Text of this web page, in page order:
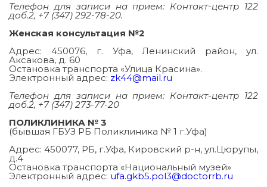
Телефон для записи на прием: Контакт-центр 122
доб.2, +7 (347) 292-78-20.
Женская консультация №2
Адрес: 450076, г. Уфа, Ленинский район, ул.
Аксакова, д. 60
Остановка транспорта «Улица Красина».
Электронный адрес: zk44@mail.ru
Телефон для записи на прием: Контакт-центр 122
доб.2, +7 (347) 273-77-20
ПОЛИКЛИНИКА № 3
(бывшая ГБУЗ РБ Поликлиника № 1 г.Уфа)
Адрес: 450077, РБ, г.Уфа, Кировский р-н, ул.Цюрупы,
д.4
Остановка транспорта «Национальный музей»
Электронный адрес: ufa.gkb5.pol3@doctorrb.ru